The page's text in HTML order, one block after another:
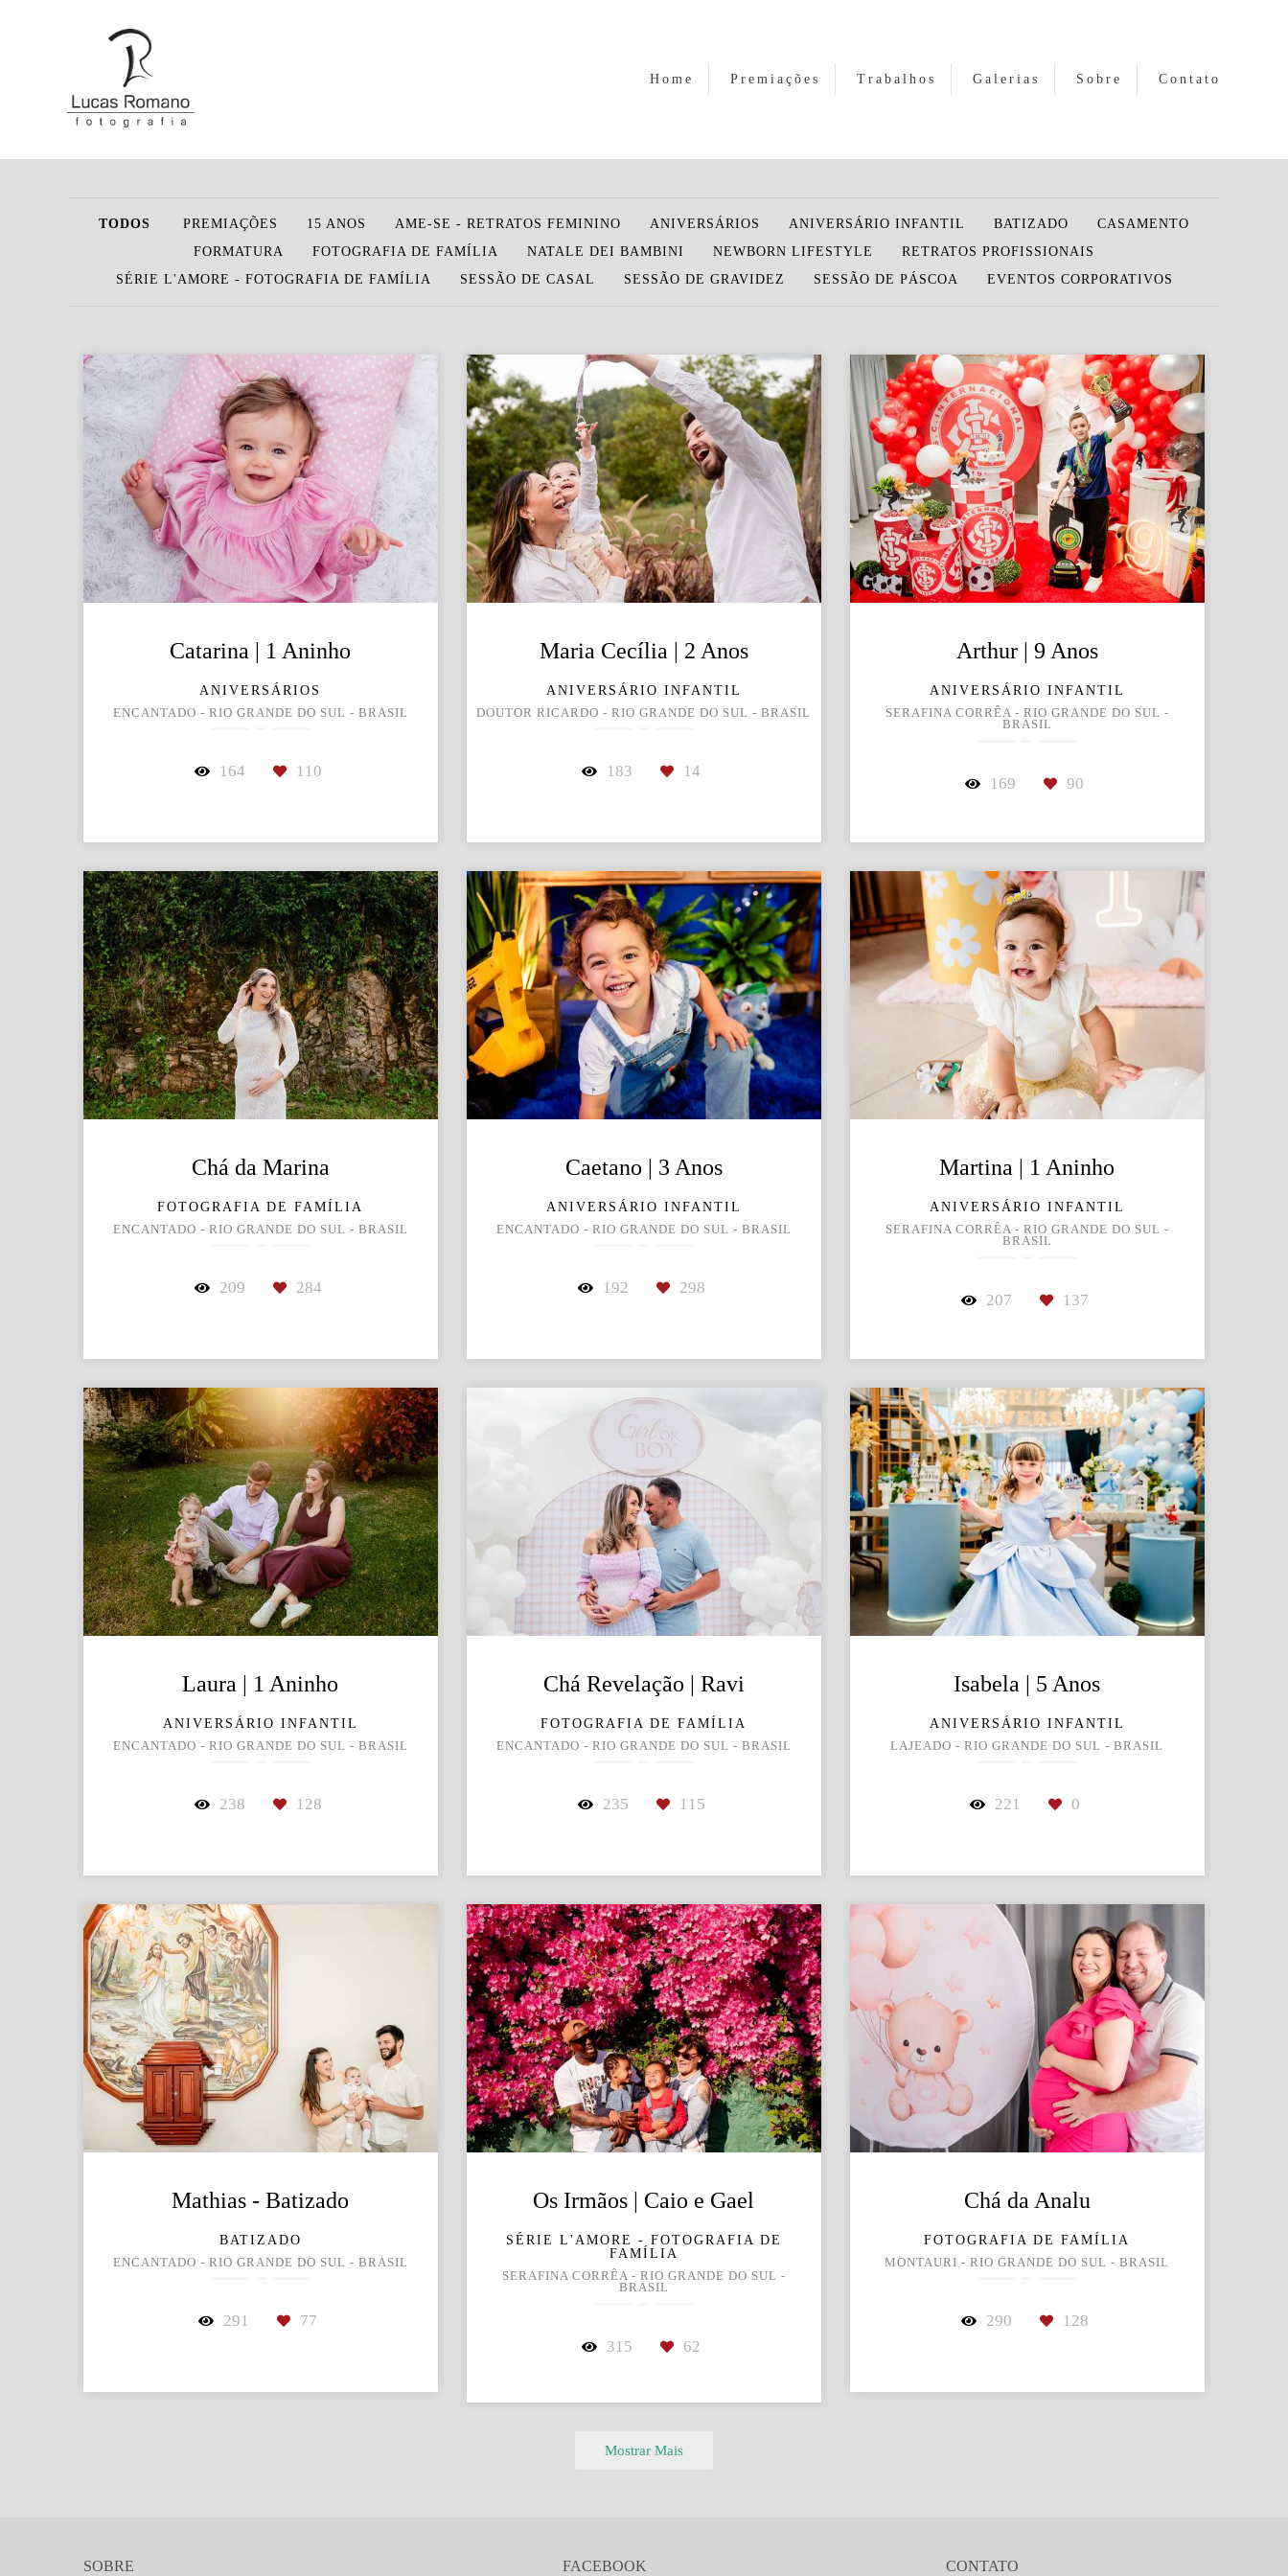
Home Premiações Trabalhos Galerias Sobre Contato
TODOS PREMIAÇÕES 15 ANOS AME-SE - RETRATOS FEMININO ANIVERSÁRIOS ANIVERSÁRIO INFANTIL BATIZADO
CASAMENTO
FORMATURA
FOTOGRAFIA DE FAMÍLIA NATALE DEI BAMBINI NEWBORN LIFESTYLE
RETRATOS PROFISSIONAIS
SÉRIE L'AMORE - FOTOGRAFIA DE FAMÍLIA
SESSÃO DE CASAL SESSÃO DE GRAVIDEZ SESSÃO DE PÁSCOA EVENTOS CORPORATIVOS
Catarina | 1 Aninho
ANIVERSÁRIOS
ENCANTADO - RIO GRANDE DO SUL - BRASIL
164 110
Maria Cecília | 2 Anos
ANIVERSÁRIO INFANTIL
DOUTOR RICARDO - RIO GRANDE DO SUL - BRASIL
183 14
Arthur | 9 Anos
ANIVERSÁRIO INFANTIL
SERAFINA CORRÊA - RIO GRANDE DO SUL -
BRASIL
169 90
Chá da Marina
FOTOGRAFIA DE FAMÍLIA
ENCANTADO - RIO GRANDE DO SUL - BRASIL
209 284
Caetano | 3 Anos
ANIVERSÁRIO INFANTIL
ENCANTADO - RIO GRANDE DO SUL - BRASIL
192 298
Martina | 1 Aninho
ANIVERSÁRIO INFANTIL
SERAFINA CORRÊA - RIO GRANDE DO SUL -
BRASIL
207 137
Laura | 1 Aninho
ANIVERSÁRIO INFANTIL
ENCANTADO - RIO GRANDE DO SUL - BRASIL
238 128
Chá Revelação | Ravi
FOTOGRAFIA DE FAMÍLIA
ENCANTADO - RIO GRANDE DO SUL - BRASIL
235 115
Isabela | 5 Anos
ANIVERSÁRIO INFANTIL
LAJEADO - RIO GRANDE DO SUL - BRASIL
221 0
Mathias - Batizado
BATIZADO
ENCANTADO - RIO GRANDE DO SUL - BRASIL
291 77
Os Irmãos | Caio e Gael
SÉRIE L'AMORE - FOTOGRAFIA DE
FAMÍLIA
SERAFINA CORRÊA - RIO GRANDE DO SUL -
BRASIL
315 62
Chá da Analu
FOTOGRAFIA DE FAMÍLIA
MONTAURI - RIO GRANDE DO SUL - BRASIL
290 128
Mostrar Mais
SOBRE FACEBOOK CONTATO